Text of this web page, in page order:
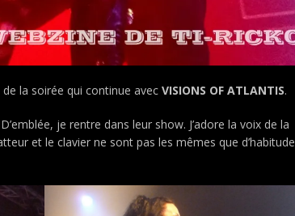
la soirée qui continue avec VISIONS OF ATLANTIS.
je rentre dans leur show. J’adore la voix de la
et le clavier ne sont pas les mêmes que d’habitude